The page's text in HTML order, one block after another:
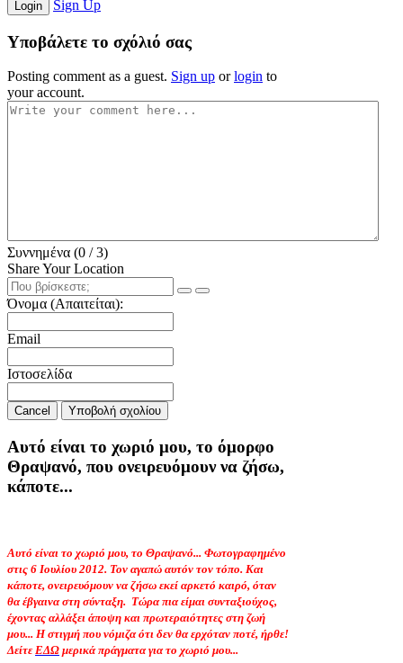
Login Sign Up
Υποβάλετε το σχόλιό σας
Posting comment as a guest. Sign up orlogin to
your account.
Συννημένα (0 / 3)
Share Your Location
Όνομα (Απαιτείται):
Email
Ιστοσελίδα
Cancel Υποβολή σχολίου
Αυτό είναι το χωριό μου, το όμορφο
Θραψανό, που ονειρευόμουν να ζήσω,
κάποτε...
Αυτό είναι το χωριό μου, το Θραψανό... Φωτογραφημένο
στις 6 Ιουλίου 2012. Τον αγαπώ αυτόν τον τόπο. Και
κάποτε, ονειρευόμουν να ζήσω εκεί αρκετό καιρό, όταν
θα έβγαινα στη σύνταξη. Τώρα πια είμαι συνταξιούχος,
έχοντας αλλάξει άποψη και πρωτεραιότητες στη ζωή
μου... Η στιγμή που νόμιζα ότι δεν θα ερχόταν ποτέ, ήρθε!
Δείτε ΕΔΩ μερικά πράγματα για το χωριό μου...